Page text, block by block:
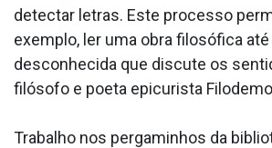
detectar letras. Este processo
exemplo, ler uma obra filosófica
desconhecida que discute os
filósofo e poeta epicurista
Trabalho nos pergaminhos da